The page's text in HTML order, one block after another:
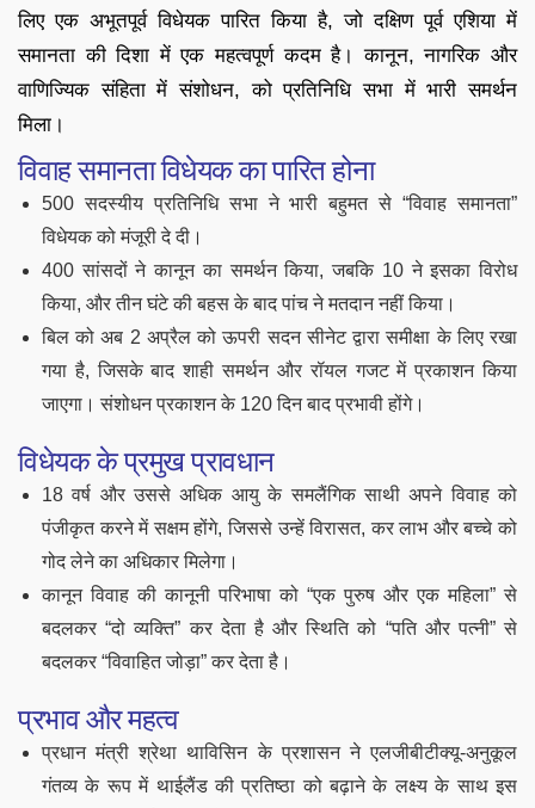
लिए एक अभूतपूर्व विधेयक पारित किया है, जो दक्षिण पूर्व एशिया में
समानता की दिशा में एक महत्वपूर्ण कदम है। कानून, नागरिक और
वाणिज्यिक संहिता में संशोधन, को प्रतिनिधि सभा में भारी समर्थन
मिला।
विवाह समानता विधेयक का पारित होना
500 सदस्यीय प्रतिनिधि सभा ने भारी बहुमत से “विवाह समानता”
विधेयक को मंजूरी दे दी।
400 सांसदों ने कानून का समर्थन किया, जबकि 10 ने इसका विरोध
किया, और तीन घंटे की बहस के बाद पांच ने मतदान नहीं किया।
बिल को अब 2 अप्रैल को ऊपरी सदन सीनेट द्वारा समीक्षा के लिए रखा
गया है, जिसके बाद शाही समर्थन और रॉयल गजट में प्रकाशन किया
जाएगा। संशोधन प्रकाशन के 120 दिन बाद प्रभावी होंगे।
विधेयक के प्रमुख प्रावधान
18 वर्ष और उससे अधिक आयु के समलैंगिक साथी अपने विवाह को
पंजीकृत करने में सक्षम होंगे, जिससे उन्हें विरासत, कर लाभ और बच्चे को
गोद लेने का अधिकार मिलेगा।
कानून विवाह की कानूनी परिभाषा को “एक पुरुष और एक महिला” से
बदलकर “दो व्यक्ति” कर देता है और स्थिति को “पति और पत्नी” से
बदलकर “विवाहित जोड़ा” कर देता है।
प्रभाव और महत्व
प्रधान मंत्री श्रेथा थाविसिन के प्रशासन ने एलजीबीटीक्यू-अनुकूल
गंतव्य के रूप में थाईलैंड की प्रतिष्ठा को बढ़ाने के लक्ष्य के साथ इस